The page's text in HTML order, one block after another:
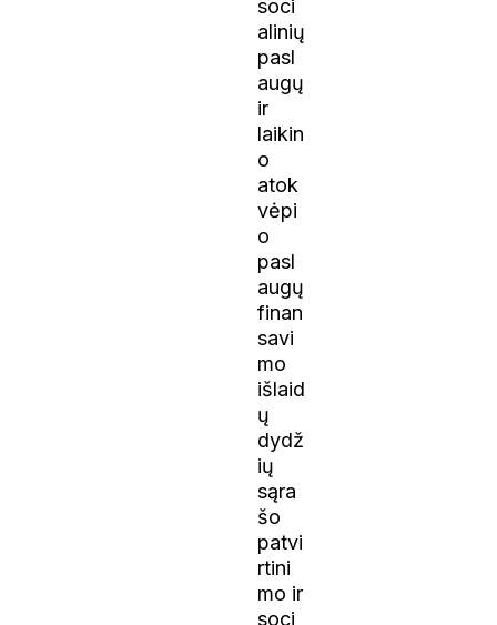
soci
alinių
pasl
augų
ir
laikin
o
atok
vėpi
o
pasl
augų
finan
savi
mo
išlaid
ų
dydž
ių
sąra
šo
patvi
rtini
mo ir
soci